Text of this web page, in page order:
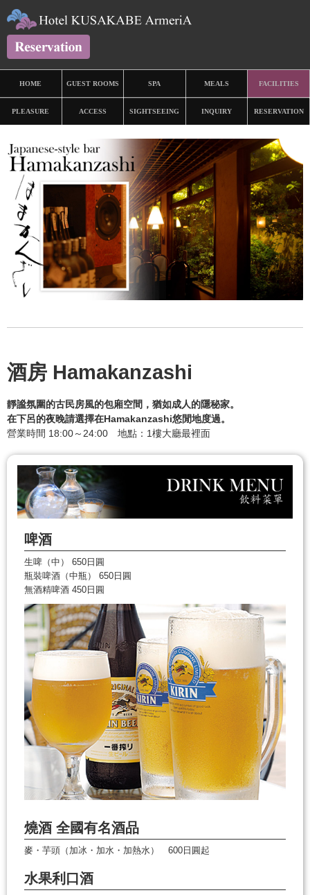
HOME GUEST ROOMS SPA MEALS FACILITIES
PLEASURE ACCESS SIGHTSEEING INQUIRY RESERVATION
酒房 Hamakanzashi
靜謐氛圍的古民房風的包廂空間，猶如成人的隱秘家。
在下呂的夜晚請選擇在Hamakanzashi悠閒地度過。
營業時間 18:00～24:00 地點：1樓大廳最裡面
啤酒
生啤（中） 650日圓
瓶裝啤酒（中瓶） 650日圓
無酒精啤酒 450日圓
燒酒 全國有名酒品
麥・芋頭（加冰・加水・加熱水） 600日圓起
水果利口酒